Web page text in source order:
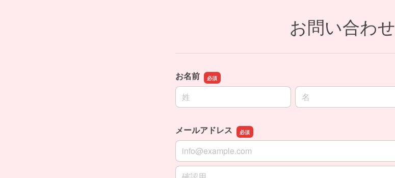
お問い合わせ
お名前
名前の姓
名前の名
メールアドレス
メールアドレス
メールアドレスの確認用